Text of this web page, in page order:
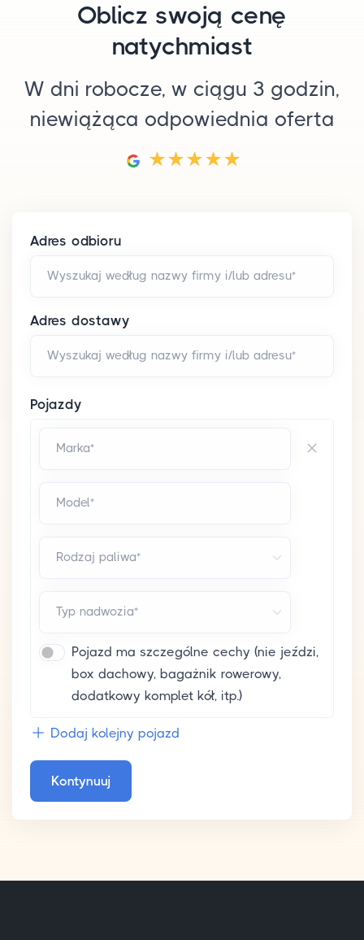
Oblicz swoją cenę
natychmiast
W dni robocze, w ciągu 3 godzin,
niewiążąca odpowiednia oferta
Adres odbioru
Wyszukaj według nazwy firmy i/lub adresu*
Adres dostawy
Wyszukaj według nazwy firmy i/lub adresu*
Pojazdy
Marka*
Model*
Rodzaj paliwa*
Typ nadwozia*
Pojazd ma szczególne cechy (nie jeździ,
box dachowy, bagażnik rowerowy,
dodatkowy komplet kół, itp.)
Dodaj kolejny pojazd
Kontynuuj